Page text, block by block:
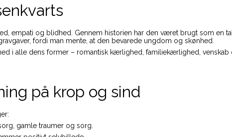
empati og blidhed. Gennem historien har den været brugt som en
fordi man mente, at den bevarede ungdom og skønhed.
i alle dens former – romantisk kærlighed, familiekærlighed,
på krop og sind
gamle traumer og sorg.